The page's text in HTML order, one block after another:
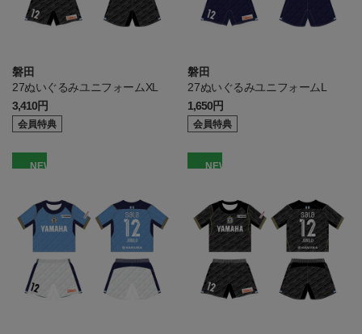
磐田
27ぬいぐるみユニフォームXL
3,410円
会員特典
磐田
27ぬいぐるみユニフォームL
1,650円
会員特典
NEW NEW